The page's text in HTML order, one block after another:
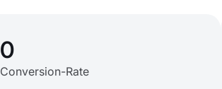
0
Conversion-Rate